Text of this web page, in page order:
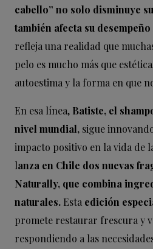
cabello” no solo disminuye
también afecta su
refleja una realidad que
pelo es mucho más que
autoestima y la forma en que
En esa línea, Batiste, el
nivel mundial, sigue
impacto positivo en la vida de
lanza en Chile dos nuevas
Naturally, que combina
naturales. Esta edición
promete restaurar frescura y
respondiendo a las